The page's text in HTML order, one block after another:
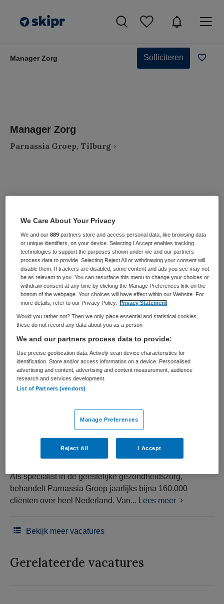
Manager Zorg Solliciteren
Manager Zorg
Parnassia Groep, Tilburg
Zorgmanagement Zorgmanager
Zelfstandige kliniek Niet nader bepaald
PLAATSINGSDATUM
28 augustus 2025
NIVEAU
HBO
ERVARING DIENSTVERBAND
Vacature niet beschikbaar
Deze vacature Manager Zorg bij Parnassia Groep is niet
meer actueel. Hieronder staan enkele vergelijkbare
vacatures die voor u wellicht interessant zijn.
Als specialist in de geestelijke gezondheidszorg,
behandelt Parnassia Groep jaarlijks bijna 160.000
cliënten over heel Nederland. Van... Lees meer
Bekijk meer vacatures
Gerelateerde vacatures
We Care About Your Privacy
We and our889 partners store and access personal data, like browsing data
or unique identifiers, on your device. Selecting I Accept enables tracking
technologies to support the purposes shown under we and our partners
process data to provide. Selecting Reject All or withdrawing your consent will
disable them. If trackers are disabled, some content and ads you see may not
be as relevant to you. You can resurface this menu to change your choices or
withdraw consent at any time by clicking the Manage Preferences link on the
bottom of the webpage. Your choices will have effect within our Website. For
more details, refer to our Privacy Policy.
Privacy Statement
Would you rather not? Then we only place essential and statistical cookies,
these do not record any data about you as a person
We and our partners process data to provide:
Use precise geolocation data. Actively scan device characteristics for
identification. Store and/or access information on a device. Personalised
advertising and content, advertising and content measurement, audience
research and services development.
List of Partners (vendors)
Manage Preferences
Reject All I Accept